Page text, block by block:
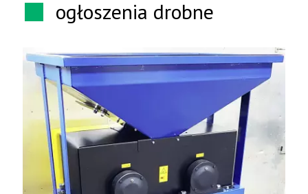
ogłoszenia drobne